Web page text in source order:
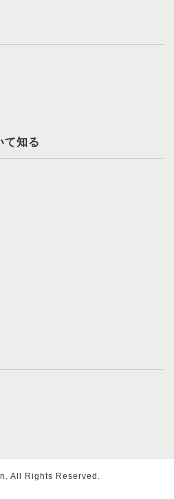
て知る
All Rights Reserved.